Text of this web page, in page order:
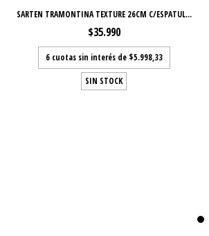
SARTEN TRAMONTINA TEXTURE 26CM C/ESPATUL...
$35.990
6 cuotas sin interés de $5.998,33
SIN STOCK